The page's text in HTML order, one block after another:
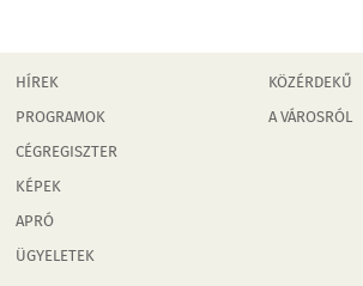
HÍREK
PROGRAMOK
CÉGREGISZTER
KÉPEK
APRÓ
ÜGYELETEK
KÖZÉRDEKŰ
A VÁROSRÓL